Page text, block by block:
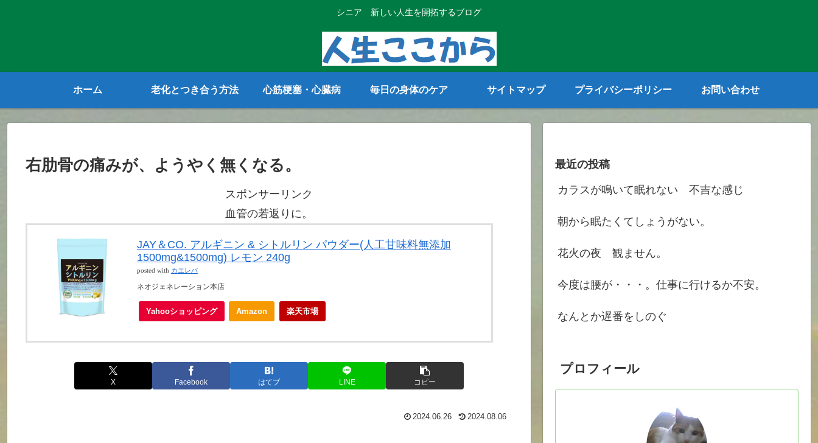
シニア 新しい人生を開拓するブログ
ホーム 老化とつき合う方法 心筋梗塞・心臓病 毎日の身体のケア サイトマップ プライバシーポリシー お問い合わせ
右肋骨の痛みが、ようやく無くなる。
スポンサーリンク
血管の若返りに。
JAY＆CO. アルギニン & シトルリン パウダー(人工甘味料無添加
1500mg&1500mg) レモン 240g
posted with カエレバ
ネオジェネレーション本店
Yahooショッピング Amazon 楽天市場
X Facebook はてブ LINE コピー
2024.06.26 2024.08.06
最近の投稿
カラスが鳴いて眠れない 不吉な感じ
朝から眠たくてしょうがない。
花火の夜 観ません。
今度は腰が・・・。仕事に行けるか不安。
なんとか遅番をしのぐ
プロフィール